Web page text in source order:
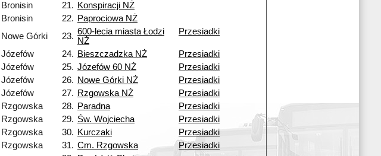
Bronisin
21. Konspiracji NŻ
Bronisin
22. Paprociowa NŻ
Nowe Górki
23. 600-lecia miasta Łodzi
NŻ
Przesiadki
Józefów 24. Bieszczadzka NŻ
Przesiadki
Józefów
25. Józefów 60 NŻ
Przesiadki
Józefów
26. Nowe Górki NŻ
Przesiadki
Józefów
27. Rzgowska NŻ
Przesiadki
Rzgowska
28. Paradna
Przesiadki
Rzgowska
29. Św. Wojciecha
Przesiadki
Rzgowska
30. Kurczaki
Przesiadki
Rzgowska
31. Cm. Rzgowska
Przesiadki